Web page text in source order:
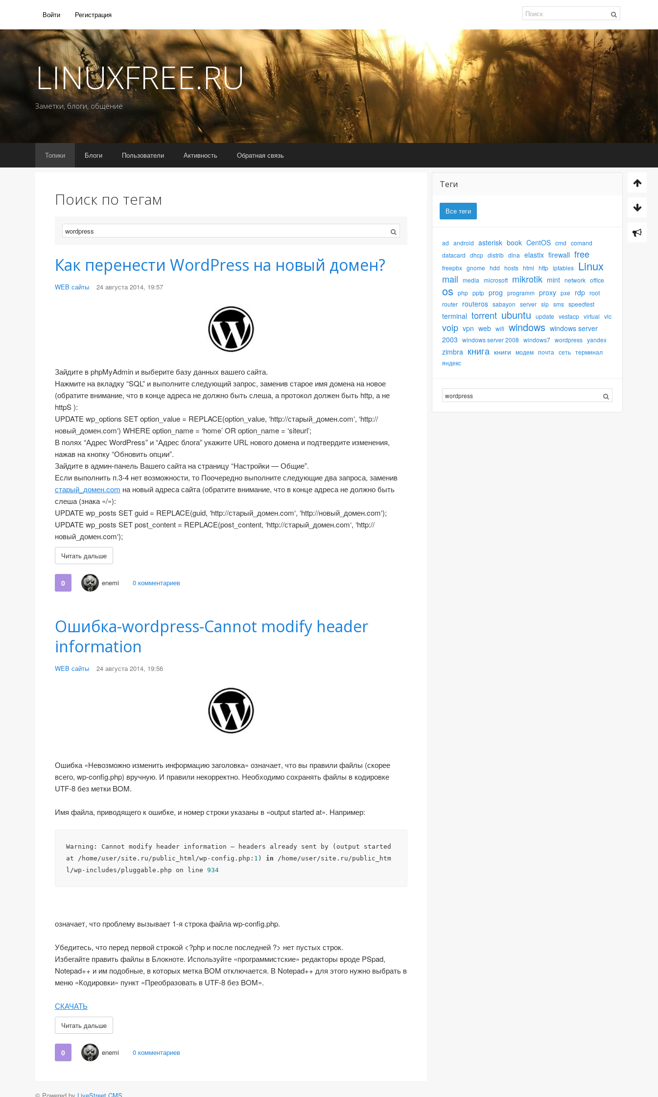
Войти Регистрация
LINUXFREE.RU
Заметки, блоги, общение
Топики Блоги Пользователи Активность Обратная связь
Поиск по тегам
Как перенести WordPress на новый домен?
WEB сайты 24 августа 2014, 19:57
Зайдите в phpMyAdmin и выберите базу данных вашего сайта.
Нажмите на вкладку “SQL” и выполните следующий запрос, заменив старое имя домена на новое
(обратите внимание, что в конце адреса не должно быть слеша, а протокол должен быть http, а не
httpS ):
UPDATE wp_options SET option_value = REPLACE(option_value, ‘http://старый_домен.com‘, ‘http://
новый_домен.com‘) WHERE option_name = ‘home’ OR option_name = ‘siteurl’;
В полях “Адрес WordPress” и “Адрес блога” укажите URL нового домена и подтвердите изменения,
нажав на кнопку “Обновить опции”.
Зайдите в админ-панель Вашего сайта на страницу “Настройки — Общие”.
Если выполнить п.3-4 нет возможности, то Поочередно выполните следующие два запроса, заменив
старый_домен.com на новый адреса сайта (обратите внимание, что в конце адреса не должно быть
слеша (знака «/»):
UPDATE wp_posts SET guid = REPLACE(guid, ‘http://старый_домен.com‘, ‘http://новый_домен.com‘);
UPDATE wp_posts SET post_content = REPLACE(post_content, ‘http://старый_домен.com‘, ‘http://
новый_домен.com‘);
Читать дальше
0 enemi 0 комментариев
Ошибка-wordpress-Cannot modify header
information
WEB сайты 24 августа 2014, 19:56
Ошибка «Невозможно изменить информацию заголовка» означает, что вы правили файлы (скорее
всего, wp-config.php) вручную. И правили некорректно. Необходимо сохранять файлы в кодировке
UTF-8 без метки BOM.
Имя файла, приводящего к ошибке, и номер строки указаны в «output started at». Например:
Warning: Cannot modify header information — headers already sent by (output started
at /home/user/site.ru/public_html/wp-config.php: 1 ) in /home/user/site.ru/public_htm
l/wp-includes/pluggable.php on line 934
означает, что проблему вызывает 1-я строка файла wp-config.php.
Убедитесь, что перед первой строкой <?php и после последней ?> нет пустых строк.
Избегайте править файлы в Блокноте. Используйте «программистские» редакторы вроде PSpad,
Notepad++ и им подобные, в которых метка BOM отключается. В Notepad++ для этого нужно выбрать в
меню «Кодировки» пункт «Преобразовать в UTF-8 без BOM».
СКАЧАТЬ
Читать дальше
0 enemi 0 комментариев
Теги
Все теги
ad android asterisk book CentOS cmd comand
datacard dhcp distrib dlna elastix firewall free
freepbx gnome hdd hosts html http iptables Linux
mail media microsoft mikrotik mint network office
os php pptp prog programm proxy pxe rdp root
router routeros sabayon server sip sms speedtest
terminal torrent ubuntu update vestacp virtual vlc
voip vpn web wifi windows windows server
2003 windows server 2008 windows7 wordpress yandex
zimbra книга книги модем почта сеть терминал
яндекс